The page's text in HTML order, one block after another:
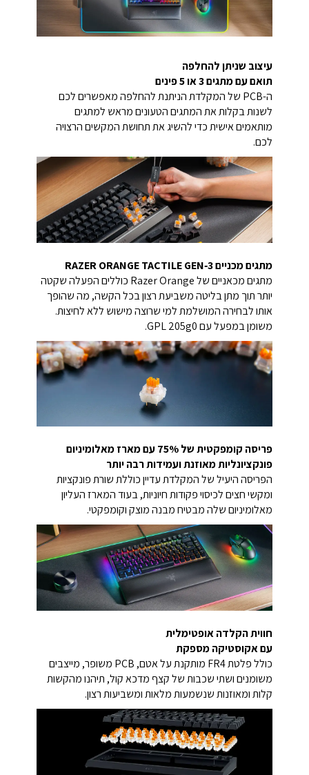
עיצוב שניתן להחלפה
תואם עם מתגים 3 או 5 פינים
ה-PCB של המקלדת הניתנת להחלפה מאפשרים לכם
לשנות בקלות את המתגים הטעונים מראש למתגים
מותאמים אישית כדי להשיג את תחושת המקשים הרצויה
לכם.
מתגים מכניים RAZER ORANGE TACTILE GEN‑3
מתגים מכאניים של Razer Orange כוללים הפעלה שקטה
יותר תוך מתן בליטה משביעת רצון בכל הקשה, מה שהופך
אותו לבחירה המושלמת למי שרוצה מישוש ללא לחיצות.
משומן במפעל עם GPL 205g0.
פריסה קומפקטית של 75% עם מארז מאלומיניום
פונקציונליות מאוזנת ועמידות רבה יותר
הפריסה היעיל של המקלדת עדיין כוללת שורת פונקציות
ומקשי חצים לכיסוי פקודות חיוניות, בעוד המארז העליון
מאלומיניום שלה מבטיח מבנה מוצק וקומפקטי.
חווית הקלדה אופטימלית
עם אקוסטיקה מספקת
כולל פלטת FR4 מותקנת על אטם, PCB משופר, מייצבים
משומנים ושתי שכבות של קצף מדכא קול, תיהנו מהקשות
קלות ומאוזנות שנשמעות מלאות ומשביעות רצון.